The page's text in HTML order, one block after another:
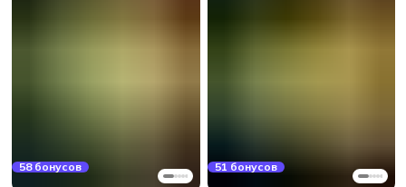
58 бонусов 51 бонусов